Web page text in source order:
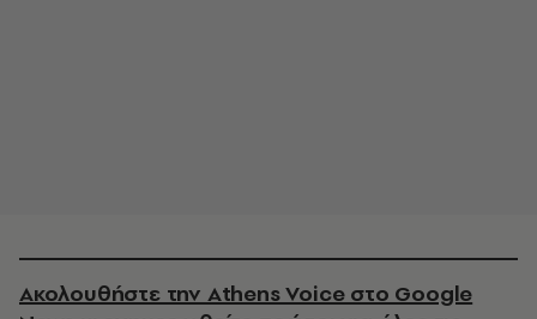
Ακολουθήστε την Athens Voice στο Google